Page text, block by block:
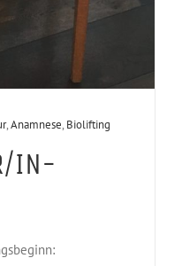
,Anamnese, Biolifting
IN-